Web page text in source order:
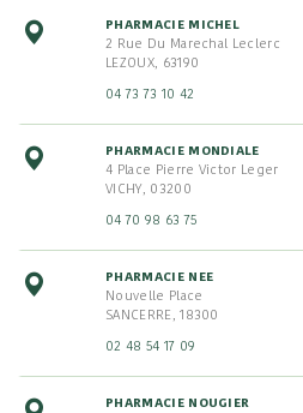
PHARMACIE MICHEL
2 Rue Du Marechal Leclerc
LEZOUX, 63190
04 73 73 10 42
PHARMACIE MONDIALE
4 Place Pierre Victor Leger
VICHY, 03200
04 70 98 63 75
PHARMACIE NEE
Nouvelle Place
SANCERRE, 18300
02 48 54 17 09
PHARMACIE NOUGIER